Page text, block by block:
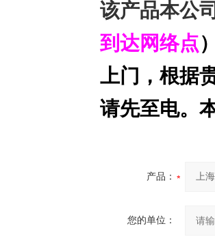
该产品本公
到达网络点
上门，根据
请先至电。
产品：
您的单位：